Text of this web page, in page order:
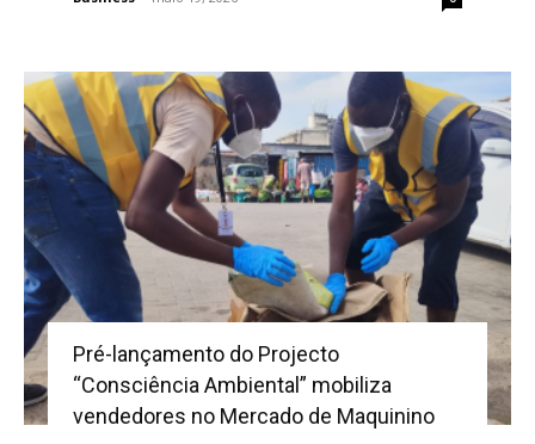
Pré-lançamento do Projecto
“Consciência Ambiental” mobiliza
vendedores no Mercado de Maquinino